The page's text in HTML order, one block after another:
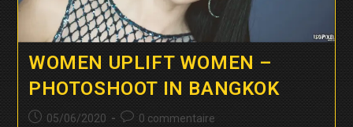
WOMEN UPLIFT WOMEN –
PHOTOSHOOT IN BANGKOK
Publication
05/06/2020
Commentaires
0 commentaire